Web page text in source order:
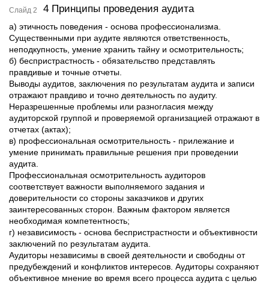
Слайд 2 4 Принципы проведения аудита
а) этичность поведения - основа профессионализма.
Существенными при аудите являются ответственность,
неподкупность, умение хранить тайну и осмотрительность;
б) беспристрастность - обязательство представлять
правдивые и точные отчеты.
Выводы аудитов, заключения по результатам аудита и записи
отражают правдиво и точно деятельность по аудиту.
Неразрешенные проблемы или разногласия между
аудиторской группой и проверяемой организацией отражают в
отчетах (актах);
в) профессиональная осмотрительность - прилежание и
умение принимать правильные решения при проведении
аудита.
Профессиональная осмотрительность аудиторов
соответствует важности выполняемого задания и
доверительности со стороны заказчиков и других
заинтересованных сторон. Важным фактором является
необходимая компетентность;
г) независимость - основа беспристрастности и объективности
заключений по результатам аудита.
Аудиторы независимы в своей деятельности и свободны от
предубеждений и конфликтов интересов. Аудиторы сохраняют
объективное мнение во время всего процесса аудита с целью